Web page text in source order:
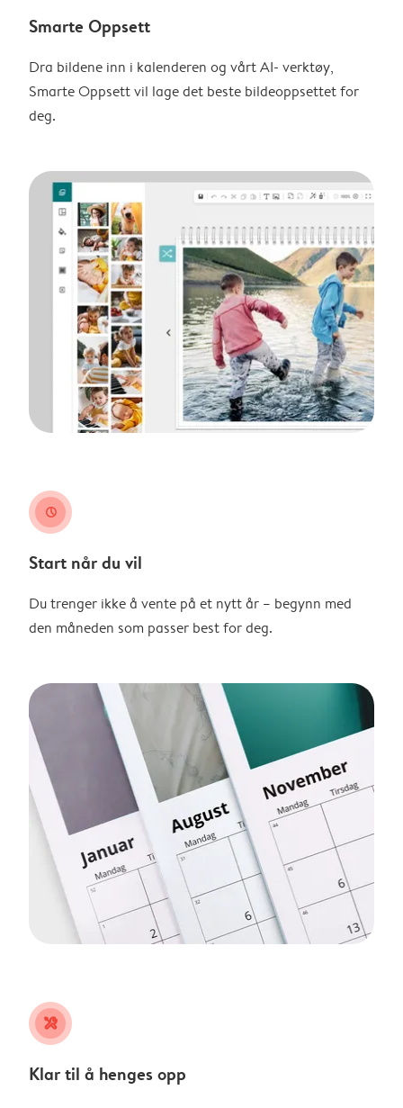
Smarte Oppsett
Dra bildene inn i kalenderen og vårt AI- verktøy,
Smarte Oppsett vil lage det beste bildeoppsettet for
deg.
clock
Start når du vil
Du trenger ikke å vente på et nytt år – begynn med
den måneden som passer best for deg.
tools
Klar til å henges opp